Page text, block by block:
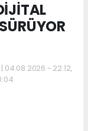
- 22:12,